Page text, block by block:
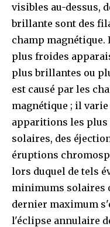
visibles au-dessus,
brillante sont des
champ magnétique.
plus froides
plus brillantes ou
est causé par les
magnétique ; il
apparitions les plus
solaires, des
éruptions
lors duquel de tels
minimums solaires
dernier maximum
l'éclipse annulaire